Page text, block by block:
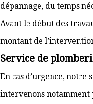
dépannage, du temps
Avant le début des
montant de
Service de
En cas d’urgence,
intervenons notamment